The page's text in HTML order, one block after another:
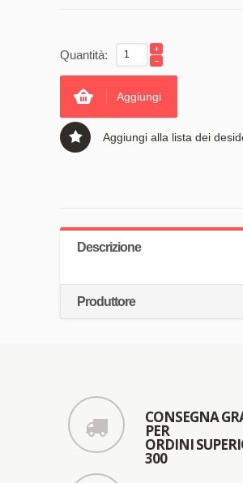
Quantità:
Aggiungi
Aggiungi alla lista dei
Descrizione
Produttore
CONSEGNA
PER
ORDINI
300